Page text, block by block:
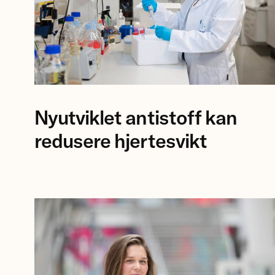
Anna
Karisdotter
Einarsen
Bergen.
Nyutviklet antistoff kan
redusere hjertesvikt